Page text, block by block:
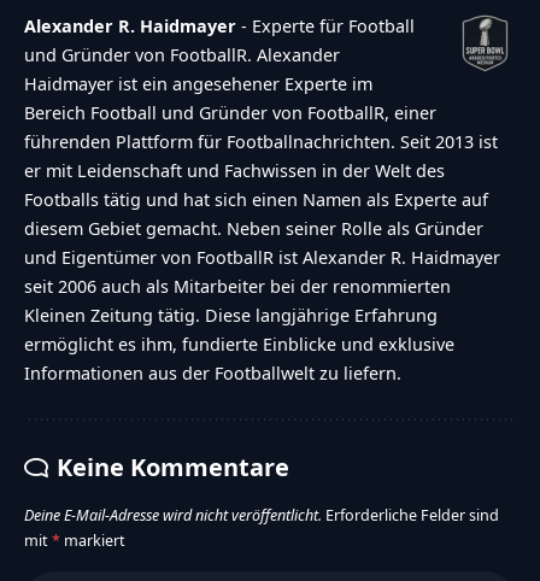
Alexander R. Haidmayer - Experte für Football
und Gründer von FootballR. Alexander
Haidmayer ist ein angesehener Experte im
Bereich Football und Gründer von FootballR, einer
führenden Plattform für Footballnachrichten. Seit 2013 ist
er mit Leidenschaft und Fachwissen in der Welt des
Footballs tätig und hat sich einen Namen als Experte auf
diesem Gebiet gemacht. Neben seiner Rolle als Gründer
und Eigentümer von FootballR ist Alexander R. Haidmayer
seit 2006 auch als Mitarbeiter bei der renommierten
Kleinen Zeitung tätig. Diese langjährige Erfahrung
ermöglicht es ihm, fundierte Einblicke und exklusive
Informationen aus der Footballwelt zu liefern.
Keine Kommentare
Deine E-Mail-Adresse wird nicht veröffentlicht. Erforderliche Felder sind
mit* markiert